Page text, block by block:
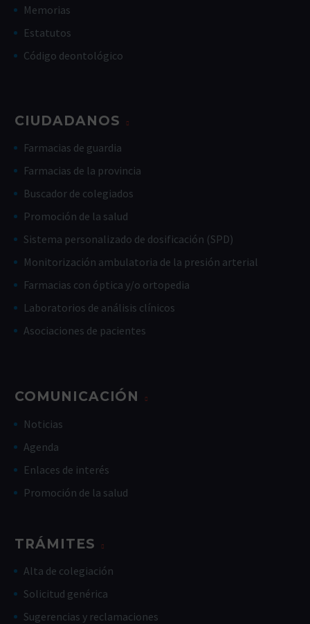
Memorias
Estatutos
Código deontológico
CIUDADANOS
Farmacias de guardia
Farmacias de la provincia
Buscador de colegiados
Promoción de la salud
Sistema personalizado de dosificación (SPD)
Monitorización ambulatoria de la presión arterial
Farmacias con óptica y/o ortopedia
Laboratorios de análisis clínicos
Asociaciones de pacientes
COMUNICACIÓN
Noticias
Agenda
Enlaces de interés
Promoción de la salud
TRÁMITES
Alta de colegiación
Solicitud genérica
Sugerencias y reclamaciones